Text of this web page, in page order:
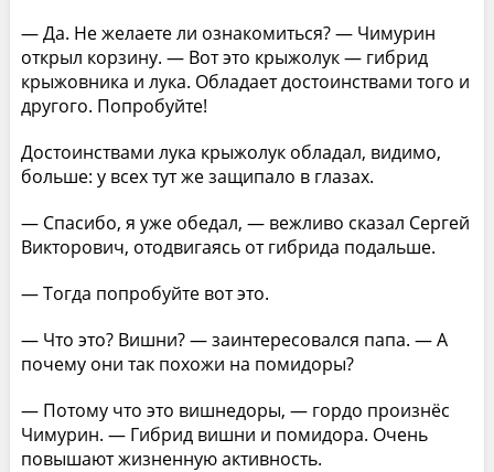
— Да. Не желаете ли ознакомиться? — Чимурин
открыл корзину. — Вот это крыжолук — гибрид
крыжовника и лука. Обладает достоинствами того и
другого. Попробуйте!
Достоинствами лука крыжолук обладал, видимо,
больше: у всех тут же защипало в глазах.
— Спасибо, я уже обедал, — вежливо сказал Сергей
Викторович, отодвигаясь от гибрида подальше.
— Тогда попробуйте вот это.
— Что это? Вишни? — заинтересовался папа. — А
почему они так похожи на помидоры?
— Потому что это вишнедоры, — гордо произнёс
Чимурин. — Гибрид вишни и помидора. Очень
повышают жизненную активность.